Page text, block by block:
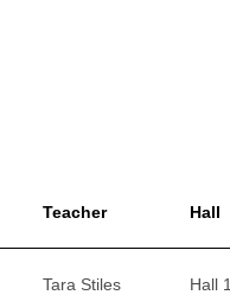
Teacher Hall
Tara Stiles Hall 1